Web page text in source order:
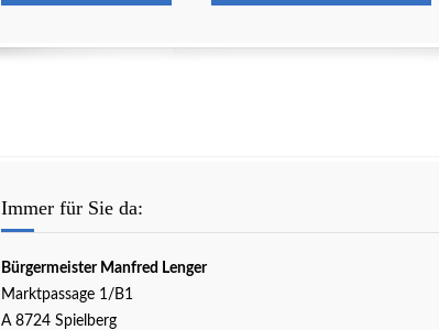
Immer für Sie da:
Bürgermeister Manfred Lenger
Marktpassage 1/B1
A 8724 Spielberg